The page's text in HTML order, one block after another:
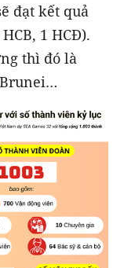
đạt kết quả
1 HCĐ).
thì đó là